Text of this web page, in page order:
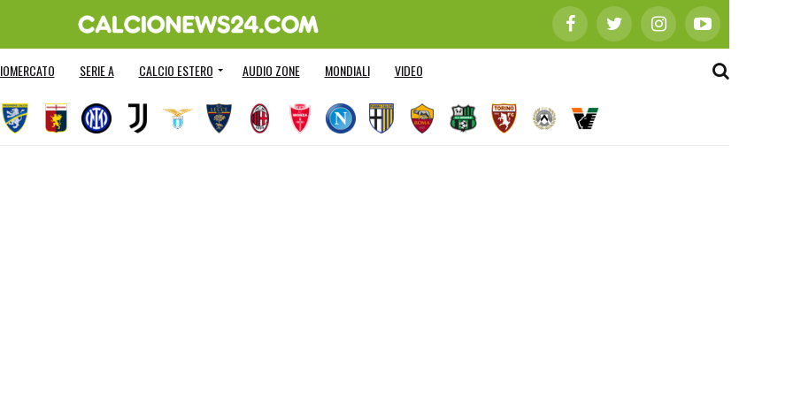
SERIE A CALCIO ESTERO AUDIO ZONE MONDIALI VIDEO